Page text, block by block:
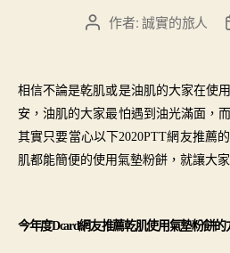
文
者
作者:誠實的旅人
相信不論是乾肌或是油肌的大家在使
安，油肌的大家最怕遇到油光滿面，
其實只要當心以下2020PTT網友推薦
肌都能簡便的使用氣墊粉餅，就讓大
今年度Dcard網友推薦乾肌使用氣墊粉餅的